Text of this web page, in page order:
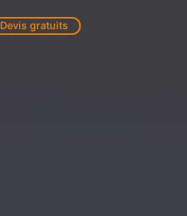
Devis gratuits